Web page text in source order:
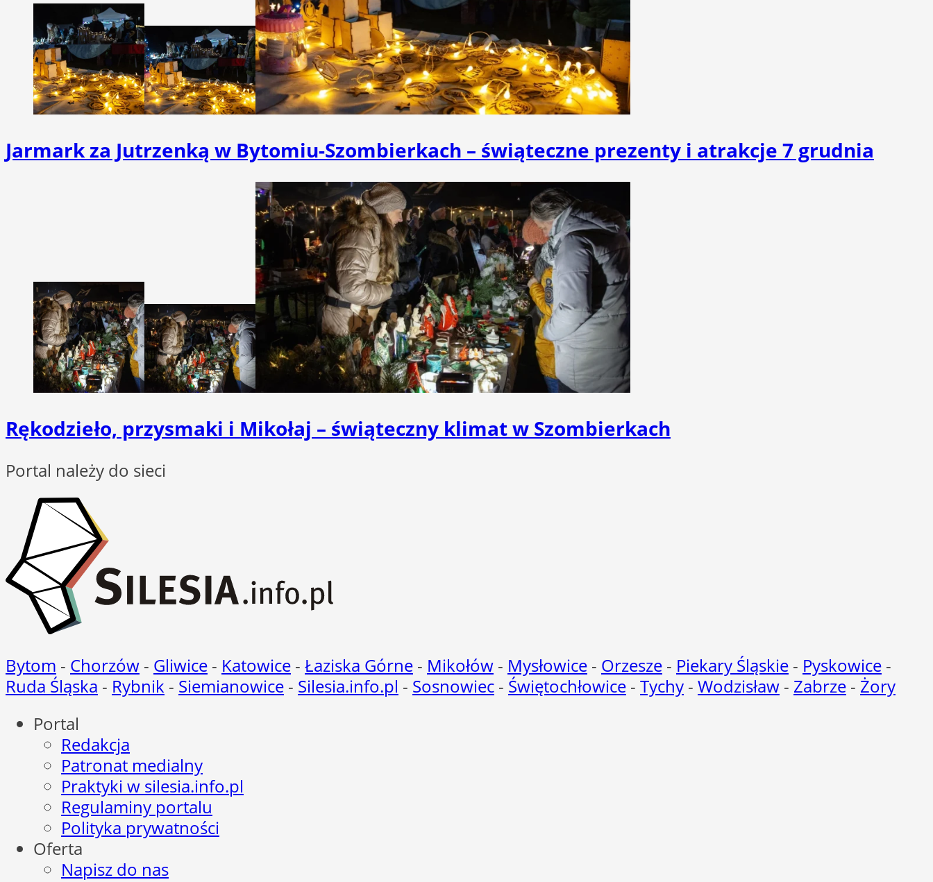
Jarmark za Jutrzenką w Bytomiu-Szombierkach – świąteczne prezenty i atrakcje 7 grudnia
Rękodzieło, przysmaki i Mikołaj – świąteczny klimat w Szombierkach
Portal należy do sieci
Bytom - Chorzów - Gliwice - Katowice - Łaziska Górne - Mikołów - Mysłowice - Orzesze - Piekary Śląskie - Pyskowice -
Ruda Śląska - Rybnik - Siemianowice - Silesia.info.pl - Sosnowiec - Świętochłowice - Tychy - Wodzisław - Zabrze - Żory
Portal
Redakcja
Patronat medialny
Praktyki w silesia.info.pl
Regulaminy portalu
Polityka prywatności
Oferta
Napisz do nas